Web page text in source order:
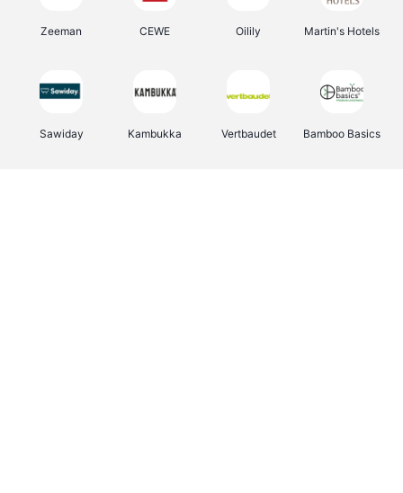
Zeeman CEWE Oilily Martin's Hotels
Sawiday Kambukka Vertbaudet Bamboo Basics